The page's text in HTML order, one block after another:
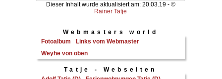
Dieser Inhalt wurde aktualisiert am: 20.03.19 - ©
Rainer Tatje
Webmasters world
Fotoalbum
Links vom Webmaster
Weyhe von oben
Tatje - Webseiten